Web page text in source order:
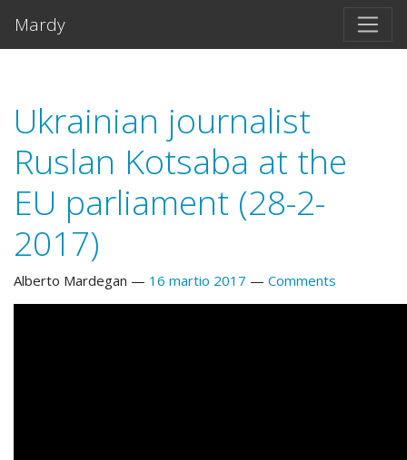
Mardy
Ukrainian journalist
Ruslan Kotsaba at the
EU parliament (28-2-
2017)
Alberto Mardegan 16 martio 2017 Comments